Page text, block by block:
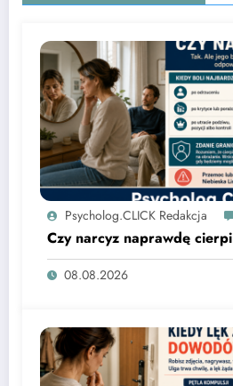
Psycholog.CLICK Redakcja
Czy narcyz naprawdę cierpi
08.08.2026